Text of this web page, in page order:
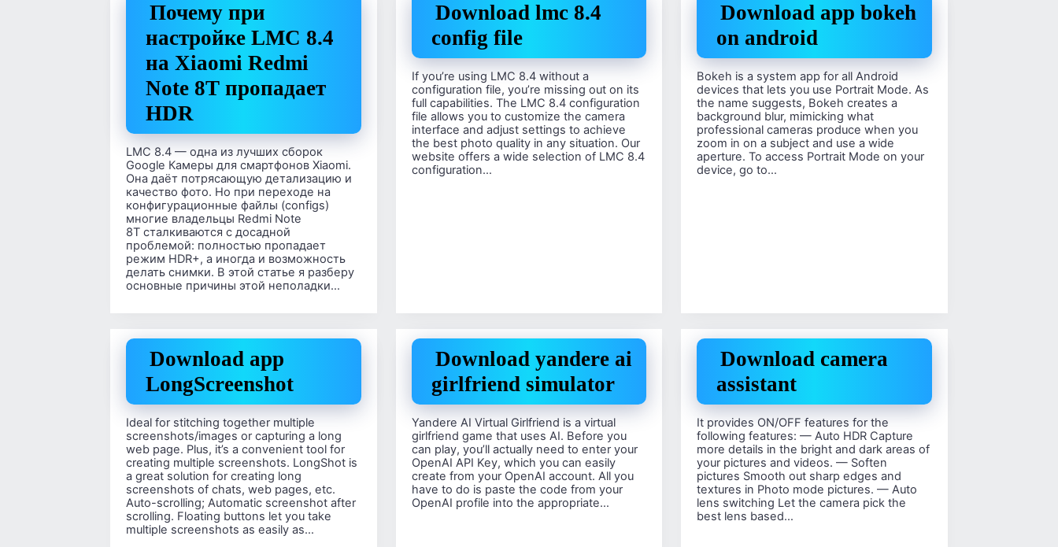
Почему при
настройке LMC 8.4
на Xiaomi Redmi
Note 8T пропадает
HDR
LMC 8.4 — одна из лучших сборок
Google Камеры для смартфонов Xiaomi.
Она даёт потрясающую детализацию и
качество фото. Но при переходе на
конфигурационные файлы (configs)
многие владельцы Redmi Note
8T сталкиваются с досадной
проблемой: полностью пропадает
режим HDR+, а иногда и возможность
делать снимки. В этой статье я разберу
основные причины этой неполадки…
Download lmc 8.4
config file
If you’re using LMC 8.4 without a
configuration file, you’re missing out on its
full capabilities. The LMC 8.4 configuration
file allows you to customize the camera
interface and adjust settings to achieve
the best photo quality in any situation. Our
website offers a wide selection of LMC 8.4
configuration…
Download app bokeh
on android
Bokeh is a system app for all Android
devices that lets you use Portrait Mode. As
the name suggests, Bokeh creates a
background blur, mimicking what
professional cameras produce when you
zoom in on a subject and use a wide
aperture. To access Portrait Mode on your
device, go to…
Download app
LongScreenshot
Ideal for stitching together multiple
screenshots/images or capturing a long
web page. Plus, it’s a convenient tool for
creating multiple screenshots. LongShot is
a great solution for creating long
screenshots of chats, web pages, etc.
Auto-scrolling; Automatic screenshot after
scrolling. Floating buttons let you take
multiple screenshots as easily as…
Download yandere ai
girlfriend simulator
Yandere AI Virtual Girlfriend is a virtual
girlfriend game that uses AI. Before you
can play, you’ll actually need to enter your
OpenAI API Key, which you can easily
create from your OpenAI account. All you
have to do is paste the code from your
OpenAI profile into the appropriate…
Download camera
assistant
It provides ON/OFF features for the
following features: — Auto HDR Capture
more details in the bright and dark areas of
your pictures and videos. — Soften
pictures Smooth out sharp edges and
textures in Photo mode pictures. — Auto
lens switching Let the camera pick the
best lens based…